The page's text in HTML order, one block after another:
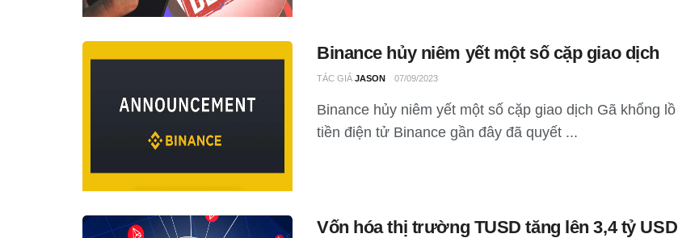
Binance hủy niêm yết một số cặp giao dịch
TÁC GIẢ JASON 07/09/2023
Binance hủy niêm yết một số cặp giao dịch Gã khổng lồ
tiền điện tử Binance gần đây đã quyết ...
Vốn hóa thị trường TUSD tăng lên 3,4 tỷ USD